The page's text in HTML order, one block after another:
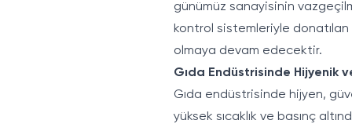
günümüz sanayisinin
kontrol sistemleriyle
olmaya devam edecektir.
Gıda Endüstrisinde Hijyenik
Gıda endüstrisinde hijyen,
yüksek sıcaklık ve basınç